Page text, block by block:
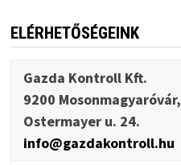
ELÉRHETŐSÉGEINK
Gazda Kontroll Kft.
9200 Mosonmagyaróvár,
Ostermayer u. 24.
info@gazdakontroll.hu